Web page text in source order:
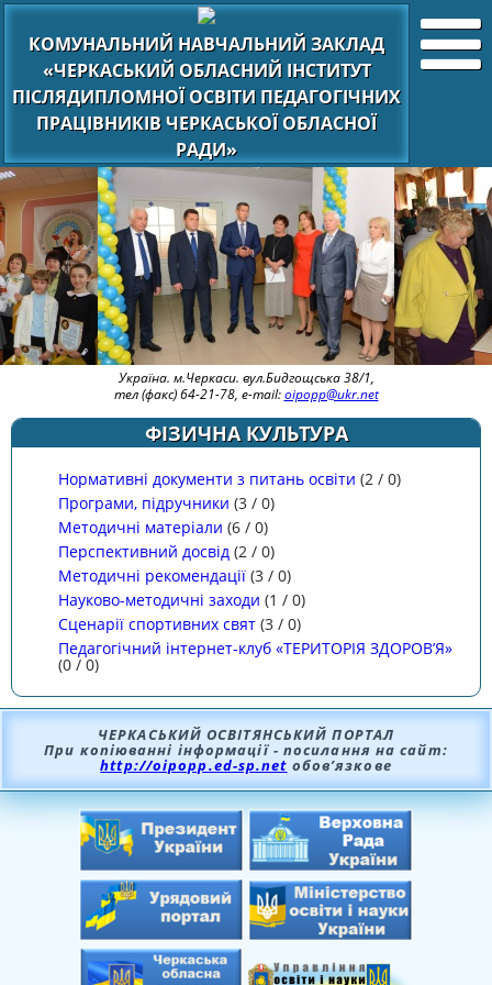
КОМУНАЛЬНИЙ НАВЧАЛЬНИЙ ЗАКЛАД
«ЧЕРКАСЬКИЙ ОБЛАСНИЙ ІНСТИТУТ
ПІСЛЯДИПЛОМНОЇ ОСВІТИ ПЕДАГОГІЧНИХ
ПРАЦІВНИКІВ ЧЕРКАСЬКОЇ ОБЛАСНОЇ
РАДИ»
Україна. м.Черкаси. вул.Бидгощська 38/1,
тел (факс) 64-21-78, e-mail:oipopp@ukr.net
ФІЗИЧНА КУЛЬТУРА
Нормативні документи з питань освіти (2 / 0)
Програми, підручники (3 / 0)
Методичні матеріали (6 / 0)
Перспективний досвід (2 / 0)
Методичні рекомендації (3 / 0)
Науково-методичні заходи (1 / 0)
Сценарії спортивних свят (3 / 0)
Педагогічний інтернет-клуб «ТЕРИТОРІЯ ЗДОРОВ’Я»
(0 /0)
ЧЕРКАСЬКИЙ ОСВІТЯНСЬКИЙ ПОРТАЛ
При копіюванні інформації - посилання на сайт:
http://oipopp.ed-sp.net обов’язкове